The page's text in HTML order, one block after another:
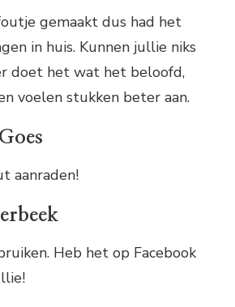
gemaakt dus had het
in huis. Kunnen jullie niks
doet het wat het beloofd,
voelen stukken beter aan.
aanraden!
Heb het op Facebook